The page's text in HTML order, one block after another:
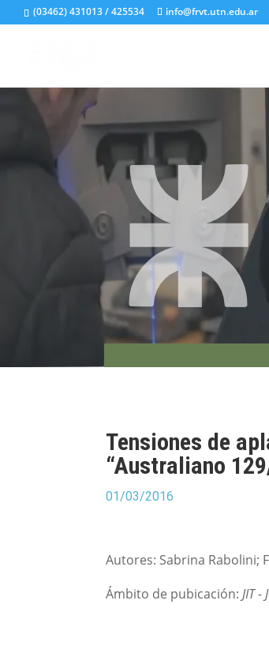
(03462) 431013 / 425534 info@frvt.utn.edu.ar
Tensiones de
“Australiano
01/03/2016
Autores: Sabrina Rabolini;
Ámbito de pubicación:JIT